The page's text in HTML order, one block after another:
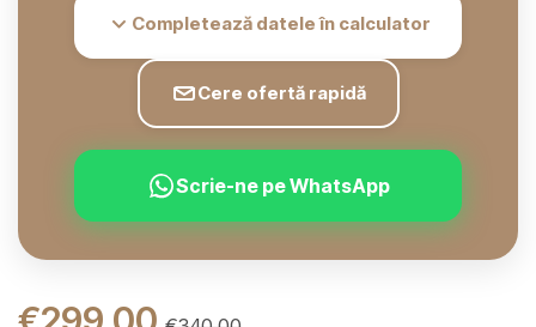
Completează datele în calculator
Cere ofertă rapidă
Scrie-ne pe WhatsApp